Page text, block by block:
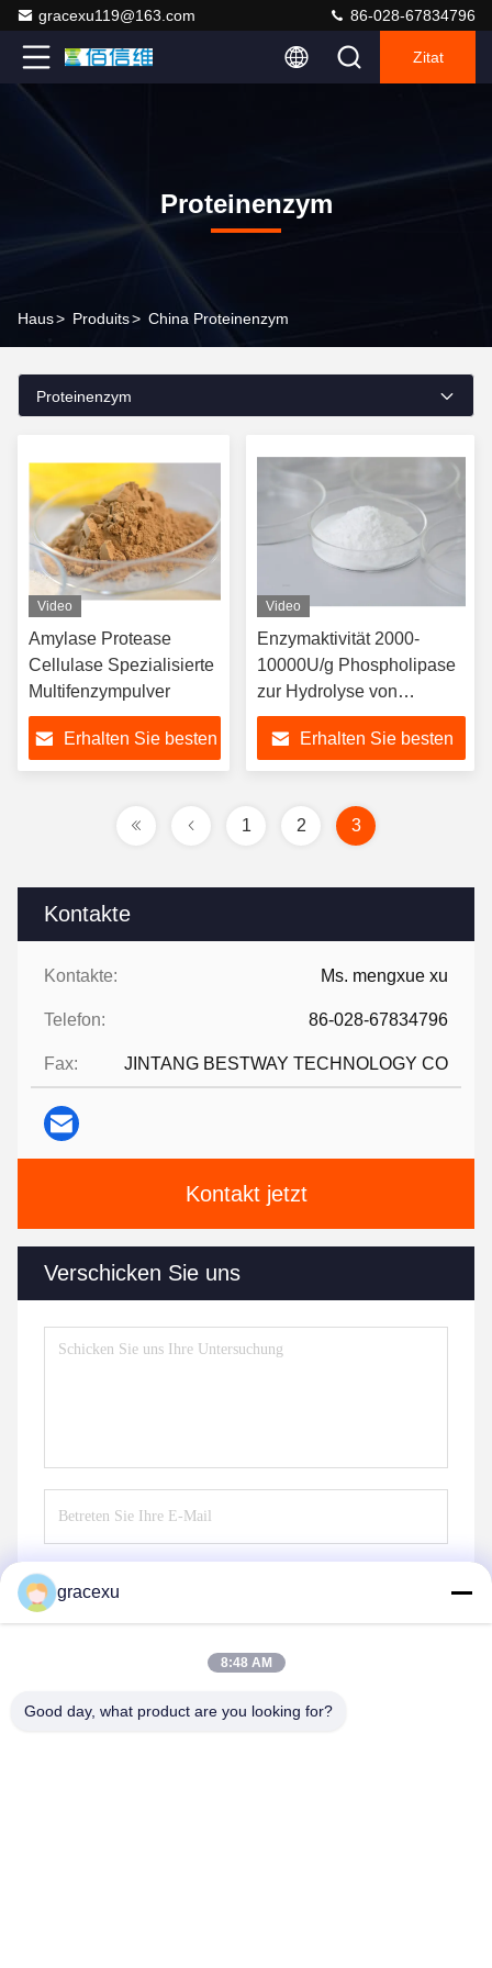
gracexu119@163.com 86-028-67834796
Zitat
Proteinenzym
Haus> Produits> China Proteinenzym
Kontakte
Kontakte: Ms. mengxue xu
Telefon: 86-028-67834796
Fax: JINTANG BESTWAY TECHNOLOGY CO
Kontakt jetzt
Verschicken Sie uns
Proteinenzym
Video
Amylase Protease
Cellulase Spezialisierte
Multifenzympulver
Erhalten Sie besten
Video
Enzymaktivität 2000-
10000U/g Phospholipase
zur Hydrolyse von
Phospholipiden
Erhalten Sie besten
1 2 3
gracexu
8:48 AM
Good day, what product are you looking for?